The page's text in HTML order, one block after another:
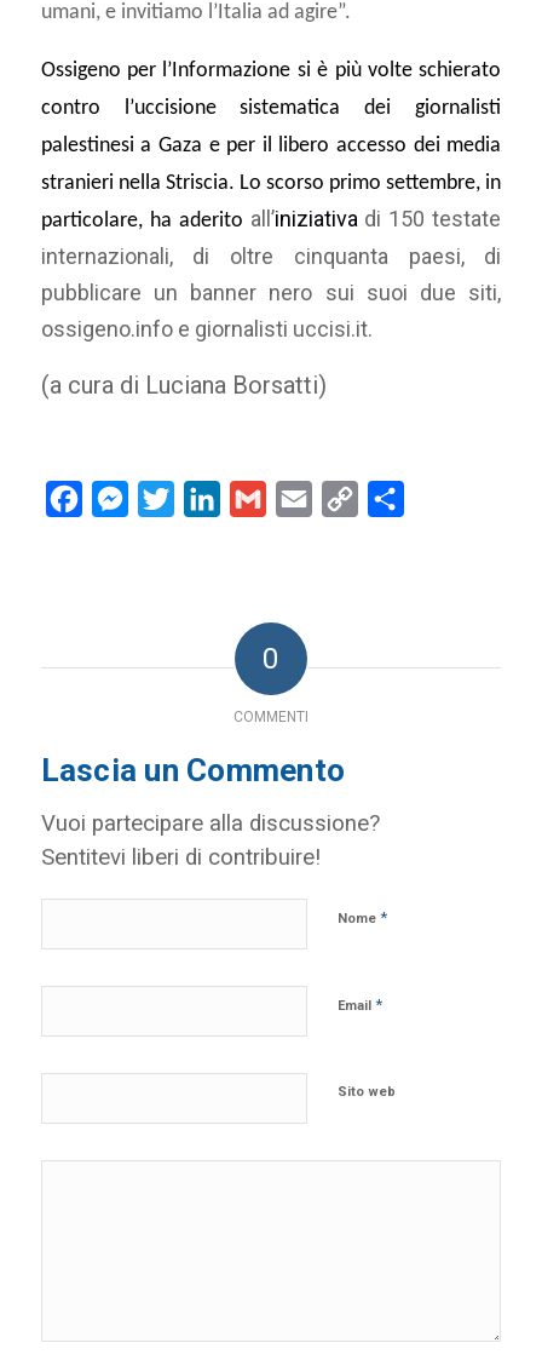
umani, e invitiamo l’Italia ad agire”.
Ossigeno per l’Informazione si è più volte schierato
contro l’uccisione sistematica dei giornalisti
palestinesi a Gaza e per il libero accesso dei media
stranieri nella Striscia. Lo scorso primo settembre, in
particolare, ha aderito all’iniziativa di 150 testate
internazionali, di oltre cinquanta paesi, di
pubblicare un banner nero sui suoi due siti,
ossigeno.info e giornalisti uccisi.it.
(a cura di Luciana Borsatti)
FacebookMessenger
Twitter LinkedInGmail Email
Copy
0
COMMENTI
Lascia un Commento
Vuoi partecipare alla discussione?
Sentitevi liberi di contribuire!
Nome *
Email *
Sito web